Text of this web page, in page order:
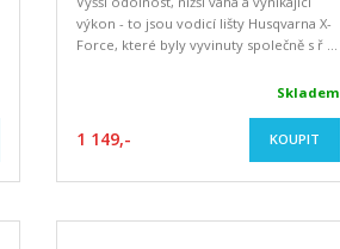
výkon - to jsou vodicí lišty Husqvarna X-
Force, které byly vyvinuty společně s ř ...
Skladem
1 149,- KOUPIT